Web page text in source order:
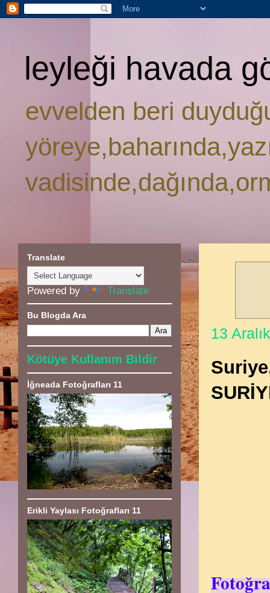
leyleği havada
evvelden beri
13
Translate
Powered by Translate
Bu Blogda Ara
Kötüye Kullanım Bildir
İğneada Fotoğrafları 11
Erikli Yaylası Fotoğrafları 11